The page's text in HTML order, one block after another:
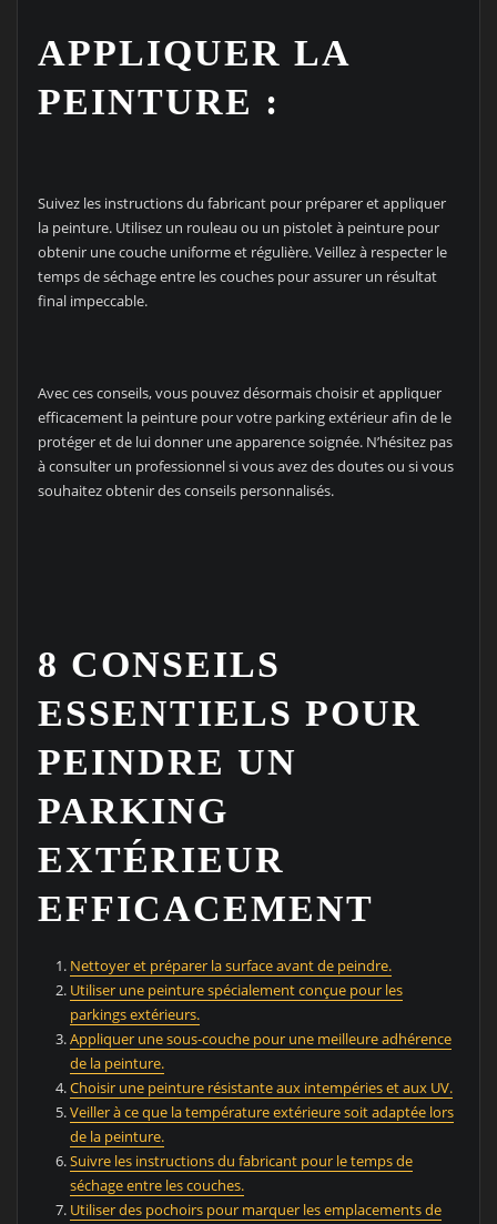
APPLIQUER LA
PEINTURE :
Suivez les instructions du fabricant pour préparer et appliquer
la peinture. Utilisez un rouleau ou un pistolet à peinture pour
obtenir une couche uniforme et régulière. Veillez à respecter le
temps de séchage entre les couches pour assurer un résultat
final impeccable.
Avec ces conseils, vous pouvez désormais choisir et appliquer
efficacement la peinture pour votre parking extérieur afin de le
protéger et de lui donner une apparence soignée. N’hésitez pas
à consulter un professionnel si vous avez des doutes ou si vous
souhaitez obtenir des conseils personnalisés.
8 CONSEILS
ESSENTIELS POUR
PEINDRE UN
PARKING
EXTÉRIEUR
EFFICACEMENT
Nettoyer et préparer la surface avant de peindre.
Utiliser une peinture spécialement conçue pour les
parkings extérieurs.
Appliquer une sous-couche pour une meilleure adhérence
de la peinture.
Choisir une peinture résistante aux intempéries et aux UV.
Veiller à ce que la température extérieure soit adaptée lors
de la peinture.
Suivre les instructions du fabricant pour le temps de
séchage entre les couches.
Utiliser des pochoirs pour marquer les emplacements de